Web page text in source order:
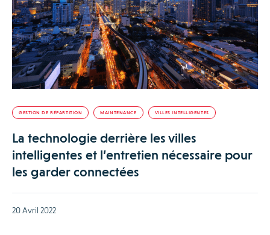
GESTION DE RÉPARTITION MAINTENANCE VILLES INTELLIGENTES
La technologie derrière les villes
intelligentes et l’entretien nécessaire pour
les garder connectées
20 Avril 2022